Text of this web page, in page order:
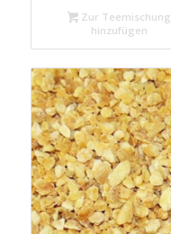
Zur Teemischung
hinzufügen